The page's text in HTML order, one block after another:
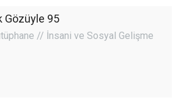
Gözüyle 95
// İnsani ve Sosyal Gelişme